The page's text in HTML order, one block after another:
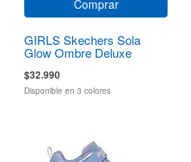
Comprar
GIRLS Skechers Sola
Glow Ombre Deluxe
$32.990
Disponible en 3 colores